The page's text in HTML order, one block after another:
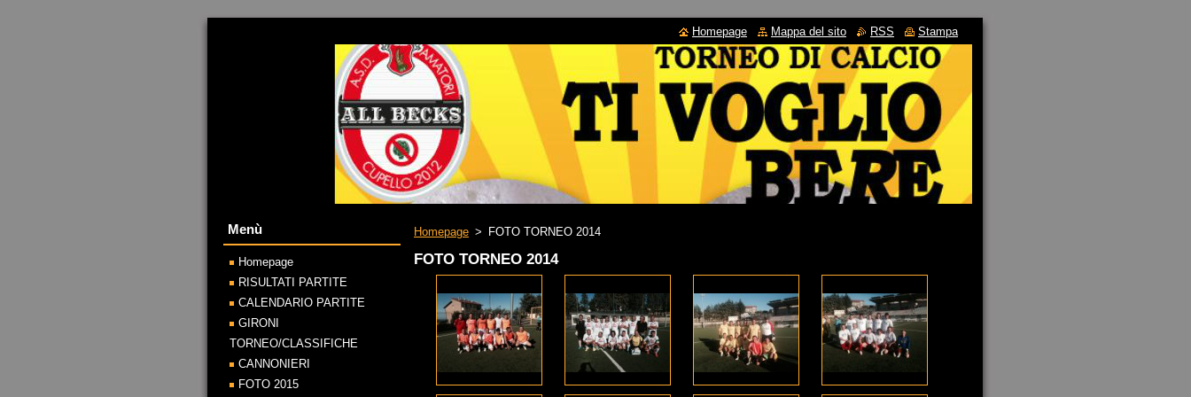
Homepage > FOTO TORNEO 2014
FOTO TORNEO 2014
Menù
Homepage
RISULTATI PARTITE
CALENDARIO PARTITE
GIRONI
TORNEO/CLASSIFICHE
CANNONIERI
FOTO 2015
Homepage Mappa del sito RSS Stampa